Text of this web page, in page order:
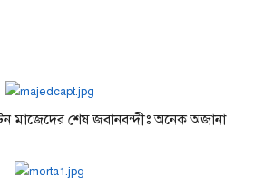
মাজেদের শেষ জবানবন্দীঃ অনেক অজানা